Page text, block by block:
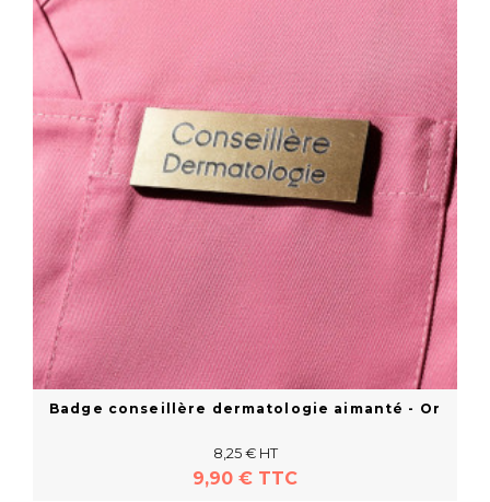
Badge conseillère dermatologie aimanté - Or
8,25 € HT
9,90 € TTC